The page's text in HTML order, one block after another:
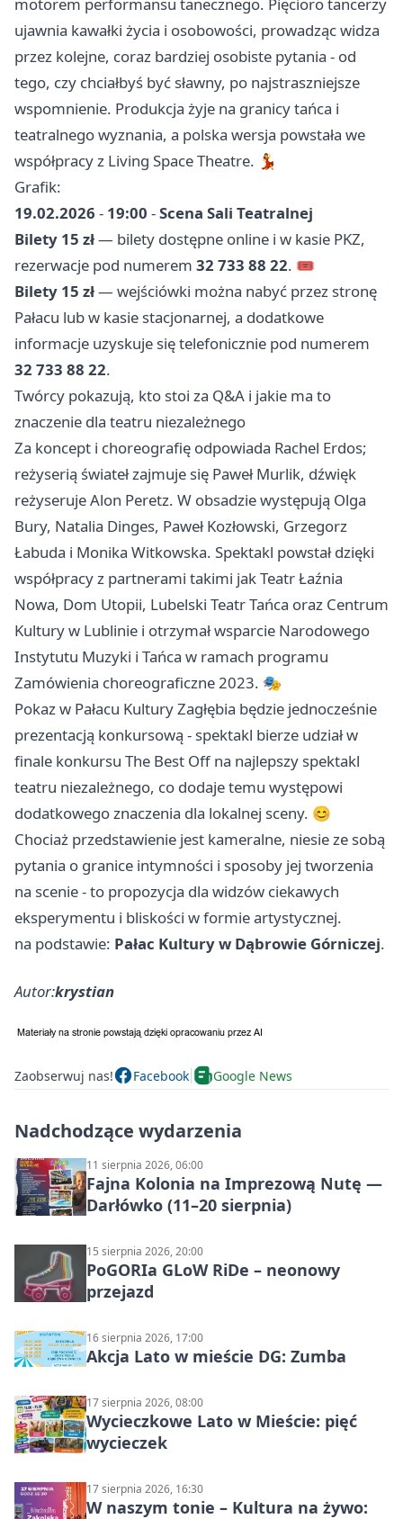
motorem performansu tanecznego. Pięcioro tancerzy
ujawnia kawałki życia i osobowości, prowadząc widza
przez kolejne, coraz bardziej osobiste pytania - od
tego, czy chciałbyś być sławny, po najstraszniejsze
wspomnienie. Produkcja żyje na granicy tańca i
teatralnego wyznania, a polska wersja powstała we
współpracy z Living Space Theatre. 💃
Grafik:
19.02.2026 - 19:00 -Scena Sali Teatralnej
Bilety 15 zł— bilety dostępne online i w kasie PKZ,
rezerwacje pod numerem 32 733 88 22. 🎟️
Bilety 15 zł— wejściówki można nabyć przez stronę
Pałacu lub w kasie stacjonarnej, a dodatkowe
informacje uzyskuje się telefonicznie pod numerem
32 733 88 22.
Twórcy pokazują, kto stoi za Q&A i jakie ma to
znaczenie dla teatru niezależnego
Za koncept i choreografię odpowiada Rachel Erdos;
reżyserią świateł zajmuje się Paweł Murlik, dźwięk
reżyseruje Alon Peretz. W obsadzie występują Olga
Bury, Natalia Dinges, Paweł Kozłowski, Grzegorz
Łabuda i Monika Witkowska. Spektakl powstał dzięki
współpracy z partnerami takimi jak Teatr Łaźnia
Nowa, Dom Utopii, Lubelski Teatr Tańca oraz Centrum
Kultury w Lublinie i otrzymał wsparcie Narodowego
Instytutu Muzyki i Tańca w ramach programu
Zamówienia choreograficzne 2023. 🎭
Pokaz w Pałacu Kultury Zagłębia będzie jednocześnie
prezentacją konkursową - spektakl bierze udział w
finale konkursu The Best Off na najlepszy spektakl
teatru niezależnego, co dodaje temu występowi
dodatkowego znaczenia dla lokalnej sceny. 😊
Chociaż przedstawienie jest kameralne, niesie ze sobą
pytania o granice intymności i sposoby jej tworzenia
na scenie - to propozycja dla widzów ciekawych
eksperymentu i bliskości w formie artystycznej.
na podstawie: Pałac Kultury w Dąbrowie Górniczej.
Autor:krystian
Zaobserwuj nas! Facebook Google News
Nadchodzące wydarzenia
11 sierpnia 2026, 06:00
Fajna Kolonia na Imprezową Nutę —
Darłówko (11–20 sierpnia)
15 sierpnia 2026, 20:00
PoGORIa GLoW RiDe – neonowy
przejazd
16 sierpnia 2026, 17:00
Akcja Lato w mieście DG: Zumba
17 sierpnia 2026, 08:00
Wycieczkowe Lato w Mieście: pięć
wycieczek
17 sierpnia 2026, 16:30
W naszym tonie – Kultura na żywo: